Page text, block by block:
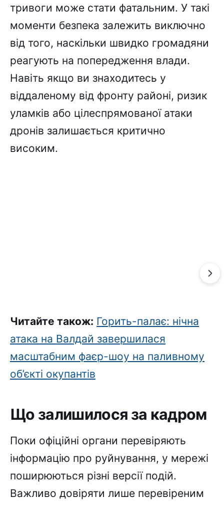
тривоги може стати фатальним. У такі
моменти безпека залежить виключно
від того, наскільки швидко громадяни
реагують на попередження влади.
Навіть якщо ви знаходитесь у
віддаленому від фронту районі, ризик
уламків або цілеспрямованої атаки
дронів залишається критично
високим.
Читайте також: Горить-палає: нічна
атака на Валдай завершилася
масштабним фаєр-шоу на паливному
об’єкті окупантів
Що залишилося за кадром
Поки офіційні органи перевіряють
інформацію про руйнування, у мережі
поширюються різні версії подій.
Важливо довіряти лише перевіреним